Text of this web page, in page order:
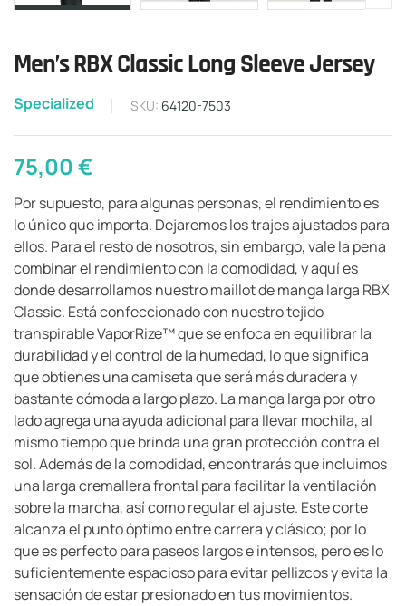
Men’s RBX Classic Long Sleeve Jersey
Specialized SKU: 64120-7503
75,00€
Por supuesto, para algunas personas, el rendimiento es
lo único que importa. Dejaremos los trajes ajustados para
ellos. Para el resto de nosotros, sin embargo, vale la pena
combinar el rendimiento con la comodidad, y aquí es
donde desarrollamos nuestro maillot de manga larga RBX
Classic. Está confeccionado con nuestro tejido
transpirable VaporRize™ que se enfoca en equilibrar la
durabilidad y el control de la humedad, lo que significa
que obtienes una camiseta que será más duradera y
bastante cómoda a largo plazo. La manga larga por otro
lado agrega una ayuda adicional para llevar mochila, al
mismo tiempo que brinda una gran protección contra el
sol. Además de la comodidad, encontrarás que incluimos
una larga cremallera frontal para facilitar la ventilación
sobre la marcha, así como regular el ajuste. Este corte
alcanza el punto óptimo entre carrera y clásico; por lo
que es perfecto para paseos largos e intensos, pero es lo
suficientemente espacioso para evitar pellizcos y evita la
sensación de estar presionado en tus movimientos.